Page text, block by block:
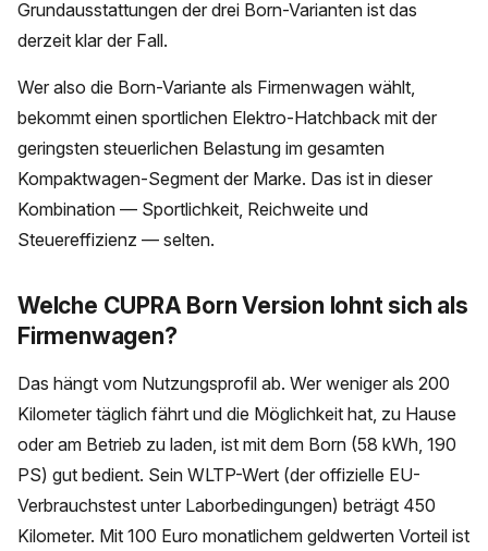
Grundausstattungen der drei Born-Varianten ist das
derzeit klar der Fall.
Wer also die Born-Variante als Firmenwagen wählt,
bekommt einen sportlichen Elektro-Hatchback mit der
geringsten steuerlichen Belastung im gesamten
Kompaktwagen-Segment der Marke. Das ist in dieser
Kombination — Sportlichkeit, Reichweite und
Steuereffizienz — selten.
Welche CUPRA Born Version lohnt sich als
Firmenwagen?
Das hängt vom Nutzungsprofil ab. Wer weniger als 200
Kilometer täglich fährt und die Möglichkeit hat, zu Hause
oder am Betrieb zu laden, ist mit dem Born (58 kWh, 190
PS) gut bedient. Sein WLTP-Wert (der offizielle EU-
Verbrauchstest unter Laborbedingungen) beträgt 450
Kilometer. Mit 100 Euro monatlichem geldwerten Vorteil ist